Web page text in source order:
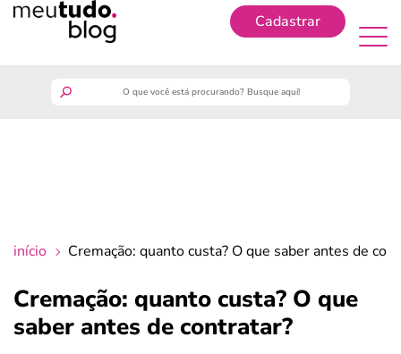
Cadastrar
crédito fácil
início Cremação: quanto custa? O que saber antes de
Cremação: quanto custa? O que
saber antes de contratar?